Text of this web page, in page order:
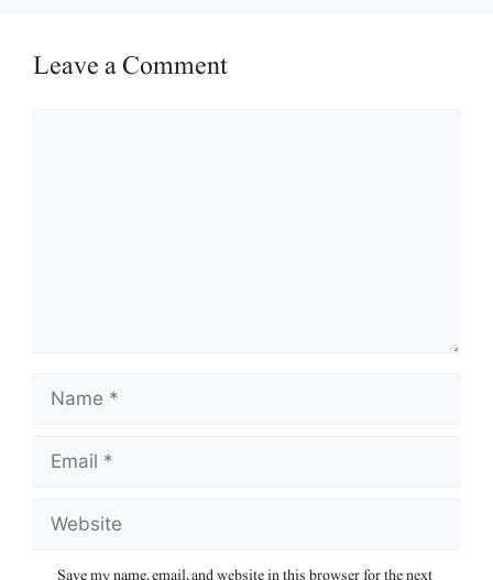
Leave a Comment
Name
Email
Website
Save my name, email, and website in this browser for the next